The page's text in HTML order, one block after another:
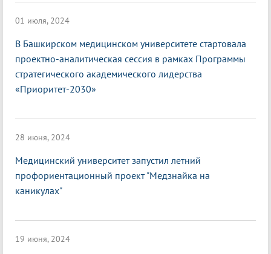
01 июля, 2024
В Башкирском медицинском университете стартовала
проектно-аналитическая сессия в рамках Программы
стратегического академического лидерства
«Приоритет-2030»
28 июня, 2024
Медицинский университет запустил летний
профориентационный проект "Медзнайка на
каникулах"
19 июня, 2024